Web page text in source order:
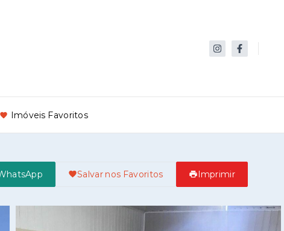
Imóveis Favoritos
Salvar nos Favoritos Imprimir